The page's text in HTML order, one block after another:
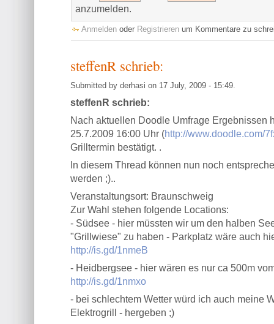
anzumelden.
Anmelden oder Registrieren um Kommentare zu
steffenR schrieb:
Submitted by derhasi on 17 July, 2009 - 15:49.
steffenR schrieb:
Nach aktuellen Doodle Umfrage Ergebnissen
25.7.2009 16:00 Uhr (http://www.doodle.com/
Grilltermin bestätigt. .
In diesem Thread können nun noch
werden ;)..
Veranstaltungsort: Braunschweig
Zur Wahl stehen folgende Locations:
- Südsee - hier müssten wir um den halben
"Grillwiese" zu haben - Parkplatz wäre auch
http://is.gd/1nmeB
- Heidbergsee - hier wären es nur ca 500m
http://is.gd/1nmxo
- bei schlechtem Wetter würd ich auch meine
Elektrogrill - hergeben ;)